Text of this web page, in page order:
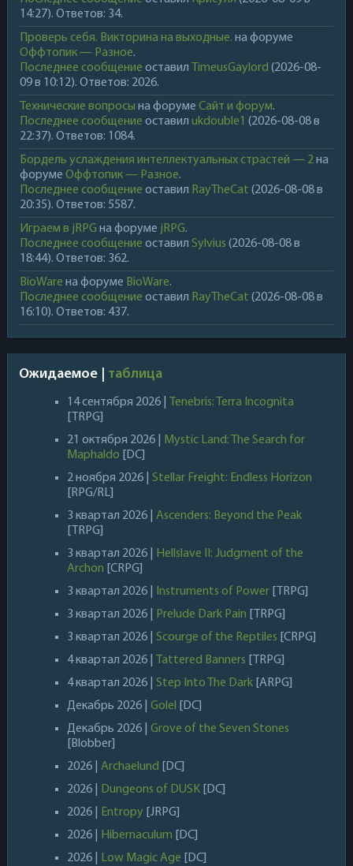
14:27). Ответов: 34.
Проверь себя. Викторина на выходные. на форуме
Оффтопик — Разное.
Последнее сообщение оставил TimeusGaylord (2026-08-
09 в 10:12). Ответов: 2026.
Технические вопросы на форуме Сайт и форум.
Последнее сообщение оставил ukdouble1 (2026-08-08 в
22:37). Ответов: 1084.
Бордель услаждения интеллектуальных страстей — 2на
форуме Оффтопик — Разное.
Последнее сообщение оставил RayTheCat (2026-08-08 в
20:35). Ответов: 5587.
Играем в jRPG на форуме jRPG.
Последнее сообщение оставил Sylvius (2026-08-08 в
18:44). Ответов: 362.
BioWare на форуме BioWare.
Последнее сообщение оставил RayTheCat (2026-08-08 в
16:10). Ответов: 437.
Ожидаемое | таблица
14 сентября 2026 |
Tenebris: Terra Incognita
[TRPG]
21 октября 2026 |
Mystic Land: The Search for
Maphaldo
[DC]
2 ноября 2026 | Stellar Freight: Endless Horizon
[RPG/RL]
3 квартал 2026 | Ascenders: Beyond the Peak
[TRPG]
3 квартал 2026 |
Hellslave II: Judgment of the
Archon [CRPG]
3 квартал 2026 |
Instruments of Power
[TRPG]
3 квартал 2026 |
Prelude Dark Pain
[TRPG]
3 квартал 2026 | Scourge of the Reptiles [CRPG]
4 квартал 2026 |
Tattered Banners
[TRPG]
4 квартал 2026 | Step Into The Dark [ARPG]
Декабрь 2026 | Golel
[DC]
Декабрь 2026 | Grove of the Seven Stones
[Blobber]
2026 | Archaelund
[DC]
2026 |
Dungeons of DUSK
[DC]
2026 |
Entropy [JRPG]
2026 |
Hibernaculum
[DC]
2026 |
Low Magic Age
[DC]